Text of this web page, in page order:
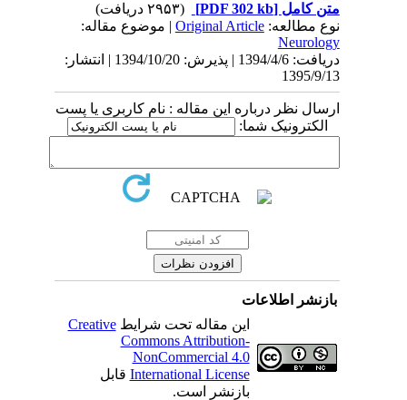
متن کامل[PDF 302 kb]
نوع مطالعه:Original Article| موضوع مقاله:
Neurology
دریافت: 1394/4/6 | پذیرش: 1394/10/20 | انتشار:
1395/9/13
ارسال نظر درباره این مقاله : نام کاربری یا پست
الکترونیک شما:
بازنشر اطلاعات
این مقاله تحت شرایطCreative
Commons Attribution-
NonCommercial 4.0
International Licenseقابل
بازنشر است.